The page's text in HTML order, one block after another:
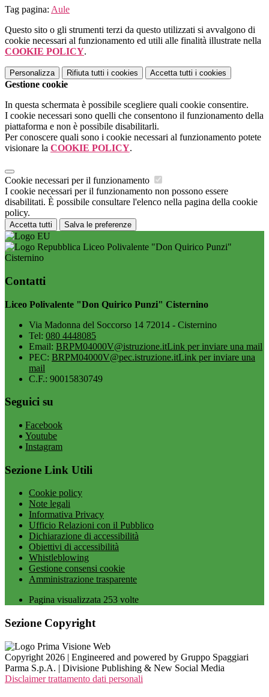
Tag pagina: Aule
Questo sito o gli strumenti terzi da questo utilizzati si avvalgono di
cookie necessari al funzionamento ed utili alle finalità illustrate nella
COOKIE POLICY.
Personalizza Rifiuta tutti i cookies Accetta tutti i cookies
Gestione cookie
In questa schermata è possibile scegliere quali cookie consentire.
I cookie necessari sono quelli che consentono il funzionamento della
piattaforma e non è possibile disabilitarli.
Per conoscere quali sono i cookie necessari al funzionamento potete
visionare la COOKIE POLICY.
Cookie necessari per il funzionamento
I cookie necessari per il funzionamento non possono essere
disabilitati. È possibile consultare l'elenco nella pagina della cookie
policy.
Accetta tutti Salva le preferenze
Liceo Polivalente "Don Quirico Punzi"
Cisternino
Contatti
Liceo Polivalente "Don Quirico Punzi" Cisternino
Via Madonna del Soccorso 14 72014 - Cisternino
Tel: 080 4448085
Email: BRPM04000V@istruzione.itLink per inviare una mail
PEC: BRPM04000V@pec.istruzione.itLink per inviare una
mail
C.F.: 90015830749
Seguici su
Facebook
Youtube
Instagram
Sezione Link Utili
Cookie policy
Note legali
Informativa Privacy
Ufficio Relazioni con il Pubblico
Dichiarazione di accessibilità
Obiettivi di accessibilità
Whistleblowing
Gestione consensi cookie
Amministrazione trasparente
Pagina visualizzata 253 volte
Sezione Copyright
Copyright 2026 | Engineered and powered by Gruppo Spaggiari
Parma S.p.A. | Divisione Publishing & New Social Media
Disclaimer trattamento dati personali